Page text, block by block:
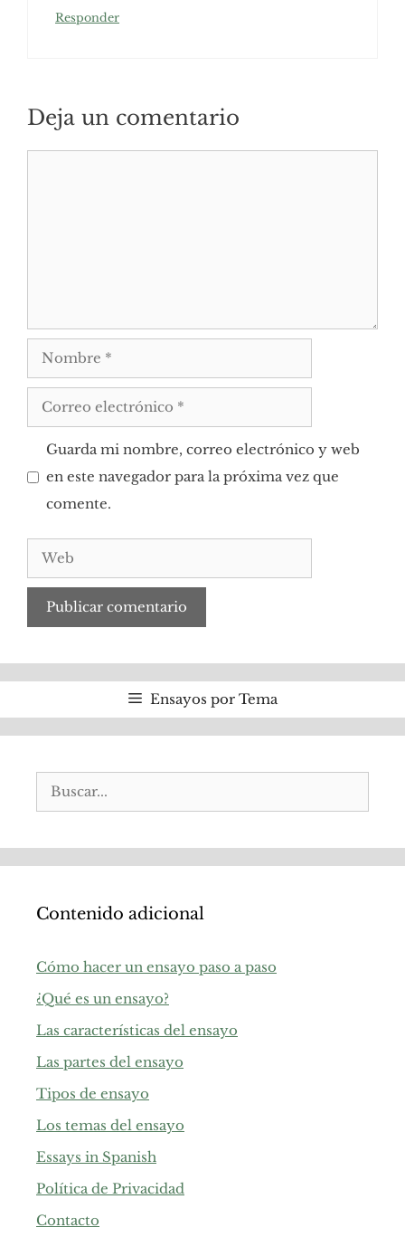
Responder
Deja un comentario
Nombre
Correo
electrónico
Guarda mi nombre, correo electrónico y web
en este navegador para la próxima vez que
comente.
Web
Ensayos por Tema
Buscar:
Contenido adicional
Cómo hacer un ensayo paso a paso
¿Qué es un ensayo?
Las características del ensayo
Las partes del ensayo
Tipos de ensayo
Los temas del ensayo
Essays in Spanish
Política de Privacidad
Contacto